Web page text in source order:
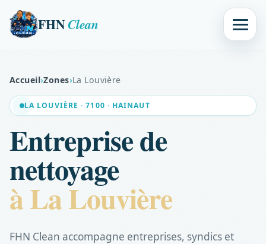
FHNClean
Accueil›Zones›La Louvière
LA LOUVIÈRE · 7100 · HAINAUT
Entreprise de
nettoyage
à La Louvière
FHN Clean accompagne entreprises, syndics et